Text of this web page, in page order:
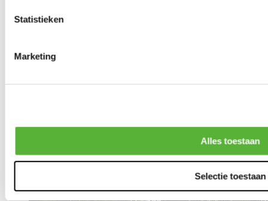
Statistieken
Marketing
Alles toestaan
Selectie toestaan